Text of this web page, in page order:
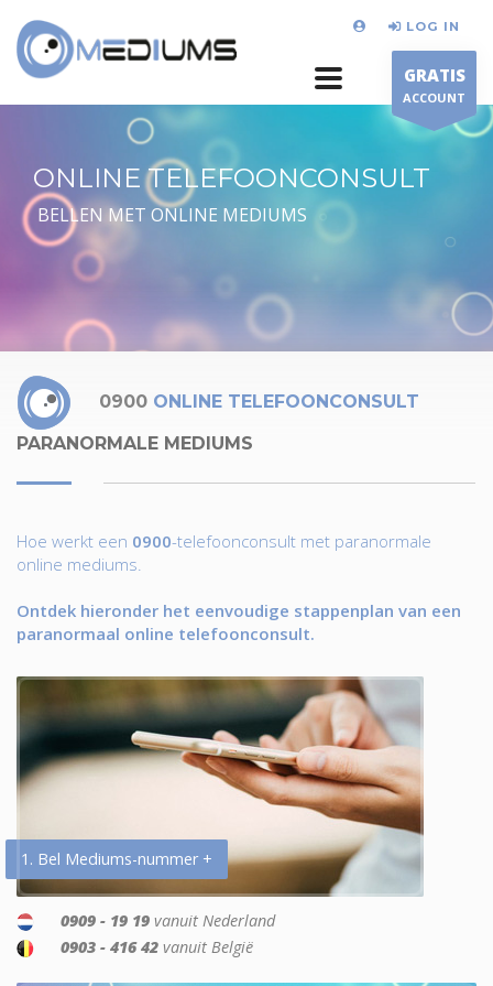
LOG IN
GRATIS
ACCOUNT
ONLINE TELEFOONCONSULT
BELLEN MET ONLINE MEDIUMS
0900 ONLINE TELEFOONCONSULT
PARANORMALE MEDIUMS
Hoe werkt een 0900-telefoonconsult met paranormale
online mediums.
Ontdek hieronder het eenvoudige stappenplan van een
paranormaal online telefoonconsult.
1. Bel Mediums-nummer +
0909 - 19 19 vanuit Nederland
0903 - 416 42 vanuit België